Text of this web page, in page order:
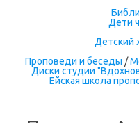
Дети
Детский
Проповеди и беседы /
Диски студии
Ейская школа